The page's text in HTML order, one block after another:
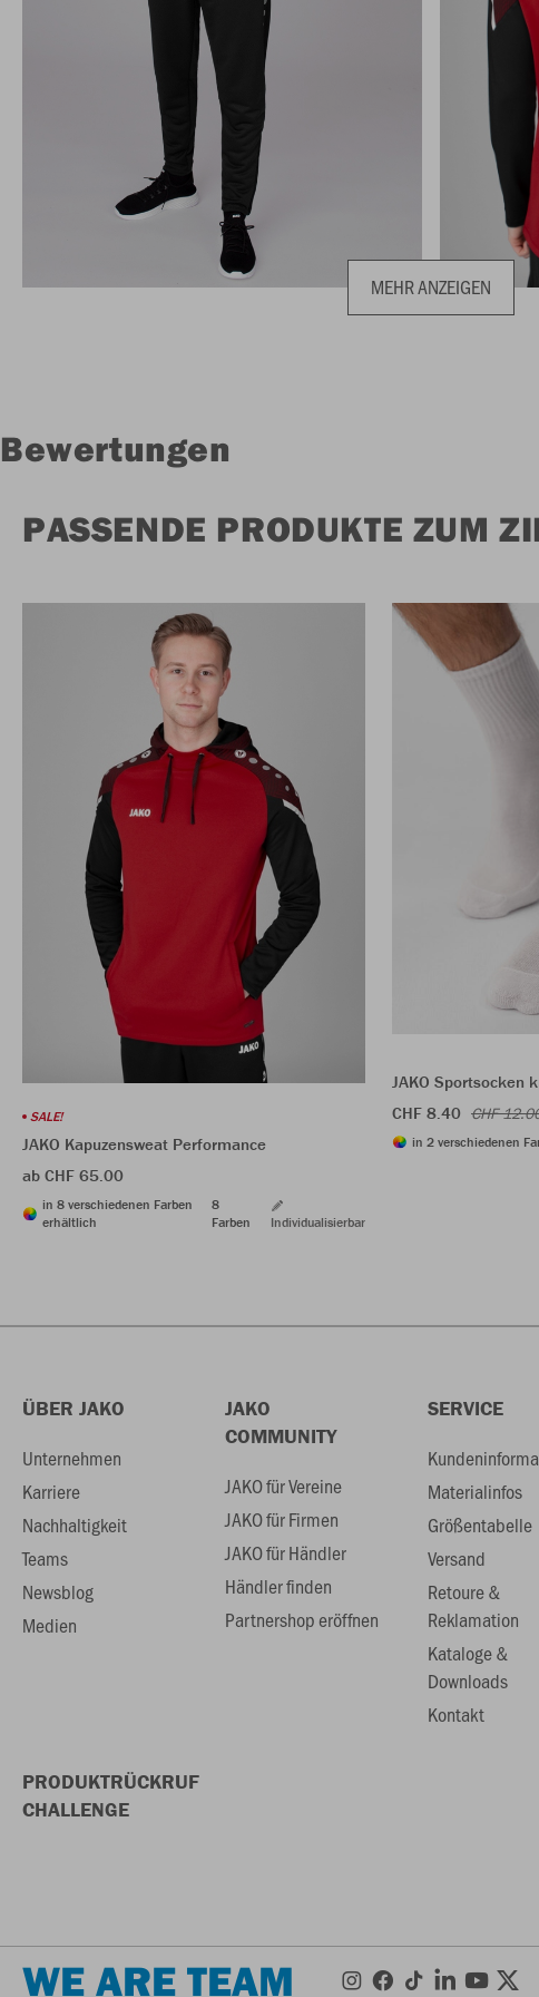
MEHR ANZEIGEN
Bewertungen
PASSENDE PRODUKTE ZUM
SALE!
JAKO Kapuzensweat Performance
ab CHF 65.00
in 8 verschiedenen Farben
erhältlich
8
Farben
Individualisierbar
JAKO Sportsocken
CHF 8.40 CHF
in 2 verschiedenen
ÜBER JAKO
Unternehmen
Karriere
Nachhaltigkeit
Teams
Newsblog
Medien
JAKO
COMMUNITY
JAKO für Vereine
JAKO für Firmen
JAKO für Händler
Händler finden
Partnershop eröffnen
SERVICE
Materialinfos
Größentabelle
Versand
Retoure &
Reklamation
Kataloge &
Downloads
Kontakt
PRODUKTRÜCKRUF
CHALLENGE
WE ARE TEAM